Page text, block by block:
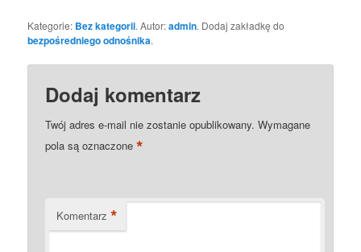
Kategorie: Bez kategorii. Autor:admin. Dodaj zakładkę do
bezpośredniego odnośnika.
Dodaj komentarz
Twój adres e-mail nie zostanie opublikowany. Wymagane
pola są oznaczone*
Komentarz *